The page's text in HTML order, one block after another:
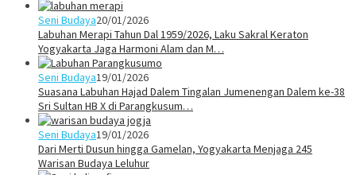
Seni Budaya20/01/2026
Labuhan Merapi Tahun Dal 1959/2026, Laku Sakral Keraton
Yogyakarta Jaga Harmoni Alam dan M…
Seni Budaya19/01/2026
Suasana Labuhan Hajad Dalem Tingalan Jumenengan Dalem ke-38
Sri Sultan HB X di Parangkusum…
Seni Budaya19/01/2026
Dari Merti Dusun hingga Gamelan, Yogyakarta Menjaga 245
Warisan Budaya Leluhur